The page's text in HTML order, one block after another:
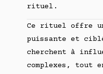
rituel.
Ce rituel offre
puissante et
cherchent à
complexes, tout